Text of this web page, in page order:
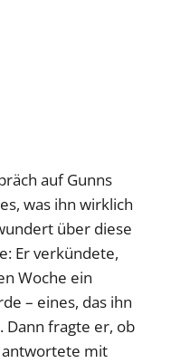
auf Gunns
was ihn wirklich
über diese
Er verkündete,
Woche ein
– eines, das ihn
Dann fragte er, ob
antwortete mit